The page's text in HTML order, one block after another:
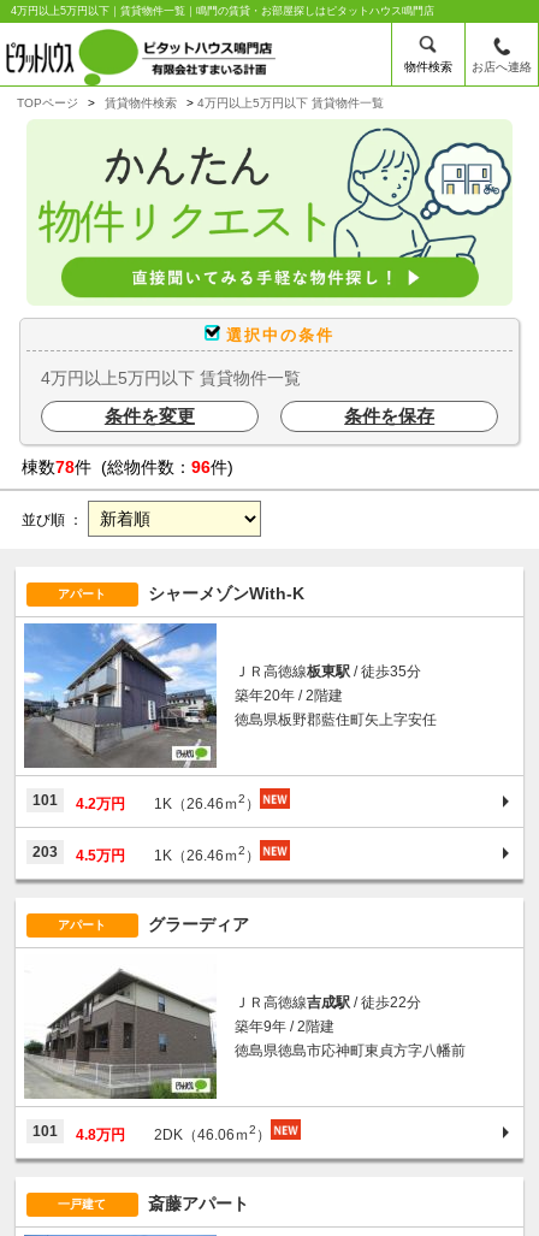
4万円以上5万円以下｜賃貸物件一覧｜鳴門の賃貸・お部屋探しはピタットハウス鳴門店
物件検索 お店へ連絡
TOPページ 賃貸物件検索 4万円以上5万円以下 賃貸物件一覧
選択中の条件
4万円以上5万円以下 賃貸物件一覧
条件を変更 条件を保存
棟数78件 (総物件数： 96件)
並び順 ：
アパート シャーメゾンWith-K
ＪＲ高徳線板東駅 / 徒歩35分
築年20年 / 2階建
徳島県板野郡藍住町矢上字安任
101 4.2万円 1K（26.46ｍ2 ）
203 4.5万円 1K（26.46ｍ2 ）
アパート グラーディア
ＪＲ高徳線吉成駅 / 徒歩22分
築年9年 / 2階建
徳島県徳島市応神町東貞方字八幡前
101 4.8万円 2DK（46.06ｍ2 ）
一戸建て 斎藤アパート